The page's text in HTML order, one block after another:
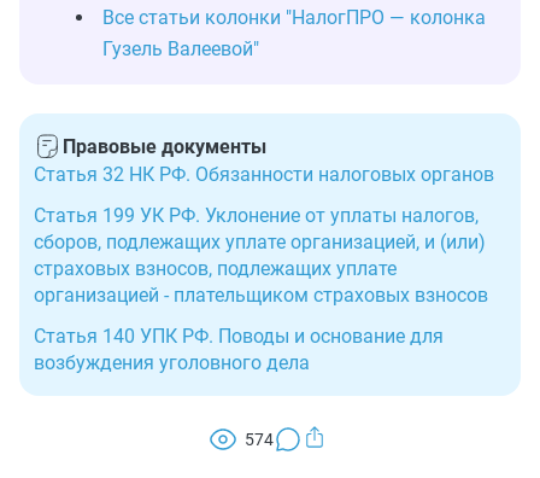
Все статьи колонки "НалогПРО — колонка
Гузель Валеевой"
Правовые документы
Статья 32 НК РФ. Обязанности налоговых органов
Статья 199 УК РФ. Уклонение от уплаты налогов,
сборов, подлежащих уплате организацией, и (или)
страховых взносов, подлежащих уплате
организацией - плательщиком страховых взносов
Статья 140 УПК РФ. Поводы и основание для
возбуждения уголовного дела
574